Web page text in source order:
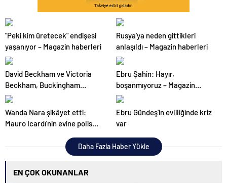
"Peki kim üretecek" endişesi
yaşanıyor – Magazin haberleri
Rusya'ya neden gittikleri
anlaşıldı – Magazin haberleri
David Beckham ve Victoria
Beckham, Buckingham
Sarayı'nda – Magazin haberleri
Ebru Şahin: Hayır,
boşanmıyoruz – Magazin
haberleri
Wanda Nara şikâyet etti:
Mauro Icardı'nin evine polis
Ebru Gündeş'in evliliğinde kriz
var
Daha Fazla Haber Yükle
EN ÇOK OKUNANLAR